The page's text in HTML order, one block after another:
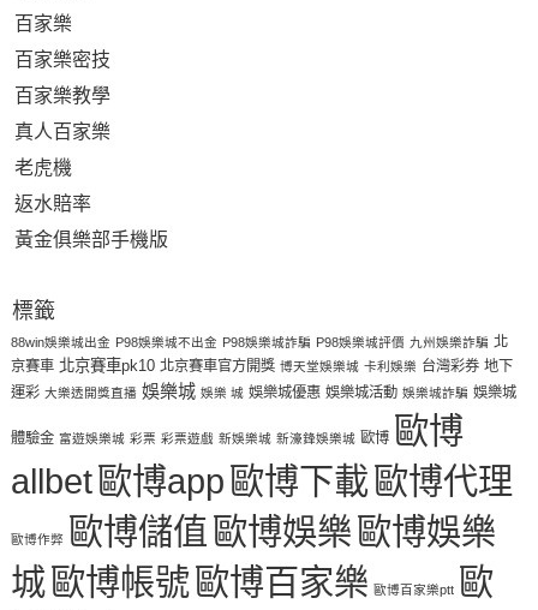
百家樂
百家樂密技
百家樂教學
真人百家樂
老虎機
返水賠率
黃金俱樂部手機版
標籤
88win娛樂城出金 P98娛樂城不出金 P98娛樂城詐騙 P98娛樂城評價 九州娛樂詐騙 北
京賽車 北京賽車pk10 北京賽車官方開獎 博天堂娛樂城 卡利娛樂 台灣彩券 地下
運彩 大樂透開獎直播 娛樂城 娛樂 城 娛樂城優惠 娛樂城活動 娛樂城詐騙 娛樂城
體驗金 富遊娛樂城 彩票 彩票遊戲 新娛樂城 新濠鋒娛樂城 歐博 歐博
allbet歐博app歐博下載歐博代理
歐博作弊 歐博儲值歐博娛樂歐博娛樂
城歐博帳號歐博百家樂 歐博百家樂ptt 歐